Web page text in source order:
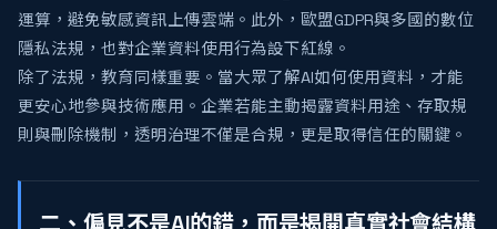
運算，避免敏感資訊上傳雲端。此外，歐盟GDPR與多國的數位
隱私法規，也對企業資料使用行為設下紅線。
除了法規，教育同樣重要。當大眾了解AI如何使用資料，才能
更安心地參與技術應用。企業若能主動揭露資料用途、存取規
則與刪除機制，透明治理不僅是合規，更是取得信任的關鍵。